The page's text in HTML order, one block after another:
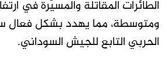
الطائرات المقاتلة والمسيّرة في
ومتوسطة، مما يهدد بشكل فعال
الحربي التابع للجيش السوداني.